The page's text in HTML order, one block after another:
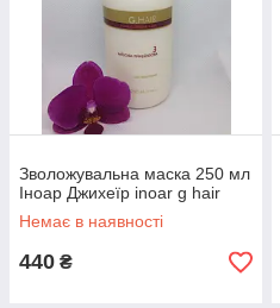
Зволожувальна маска 250 мл
Іноар Джихеїр inoar g hair
Немає в наявності
440 ₴